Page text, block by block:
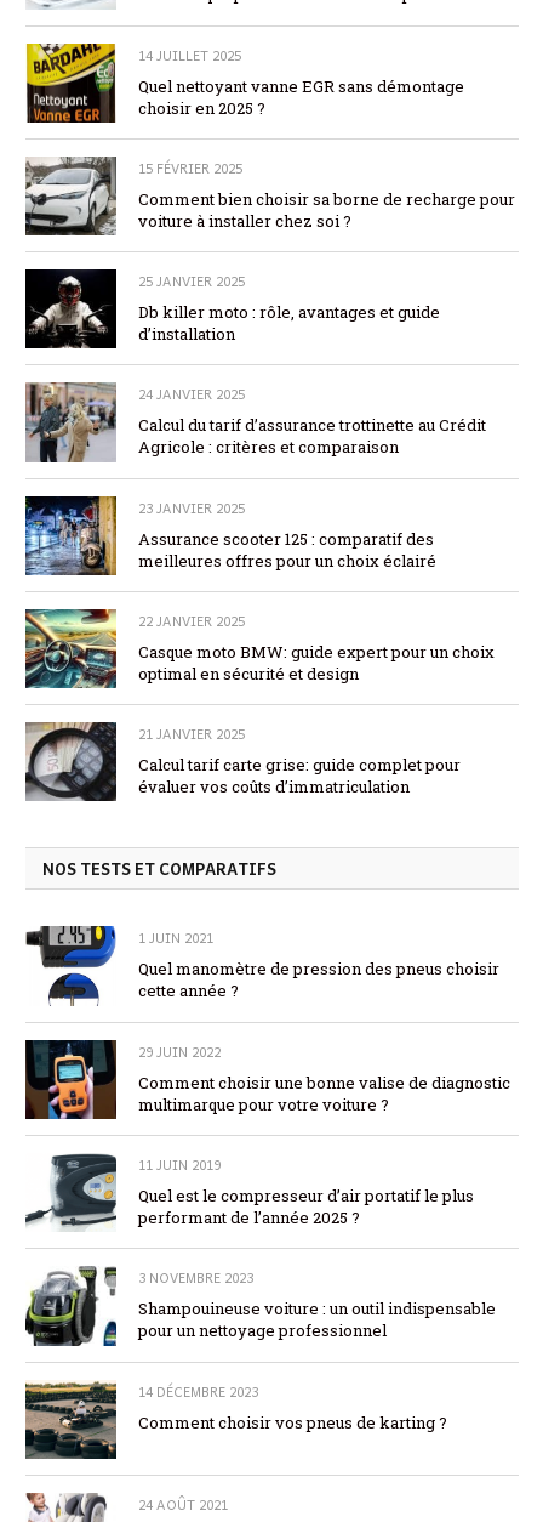
14 JUILLET 2025
Quel nettoyant vanne EGR sans démontage
choisir en 2025 ?
15 FÉVRIER 2025
Comment bien choisir sa borne de recharge pour
voiture à installer chez soi ?
25 JANVIER 2025
Db killer moto : rôle, avantages et guide
d’installation
24 JANVIER 2025
Calcul du tarif d’assurance trottinette au Crédit
Agricole : critères et comparaison
23 JANVIER 2025
Assurance scooter 125 : comparatif des
meilleures offres pour un choix éclairé
22 JANVIER 2025
Casque moto BMW: guide expert pour un choix
optimal en sécurité et design
21 JANVIER 2025
Calcul tarif carte grise: guide complet pour
évaluer vos coûts d’immatriculation
NOS TESTS ET COMPARATIFS
1 JUIN 2021
Quel manomètre de pression des pneus choisir
cette année ?
29 JUIN 2022
Comment choisir une bonne valise de diagnostic
multimarque pour votre voiture ?
11 JUIN 2019
Quel est le compresseur d’air portatif le plus
performant de l’année 2025 ?
3 NOVEMBRE 2023
Shampouineuse voiture : un outil indispensable
pour un nettoyage professionnel
14 DÉCEMBRE 2023
Comment choisir vos pneus de karting ?
24 AOÛT 2021